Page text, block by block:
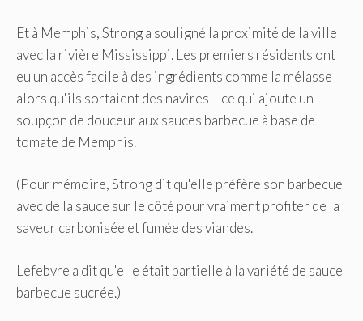
Et à Memphis, Strong a souligné la proximité de la ville
avec la rivière Mississippi. Les premiers résidents ont
eu un accès facile à des ingrédients comme la mélasse
alors qu'ils sortaient des navires – ce qui ajoute un
soupçon de douceur aux sauces barbecue à base de
tomate de Memphis.
(Pour mémoire, Strong dit qu'elle préfère son barbecue
avec de la sauce sur le côté pour vraiment profiter de la
saveur carbonisée et fumée des viandes.
Lefebvre a dit qu'elle était partielle à la variété de sauce
barbecue sucrée.)